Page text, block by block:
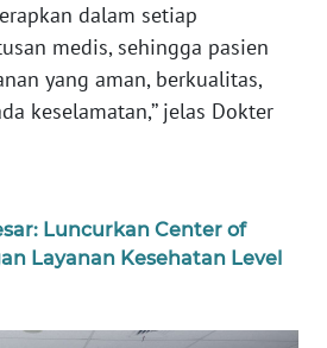
dalam setiap
medis, sehingga pasien
yang aman, berkualitas,
keselamatan,’’ jelas Dokter
Luncurkan Center of
Layanan Kesehatan Level